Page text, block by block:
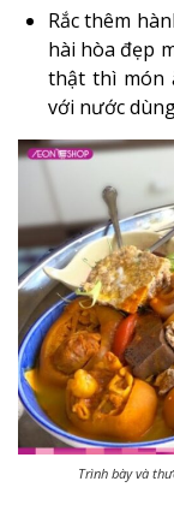
Rắc thêm
hài hòa đẹp
thật thì món
với nước
Trình bày và